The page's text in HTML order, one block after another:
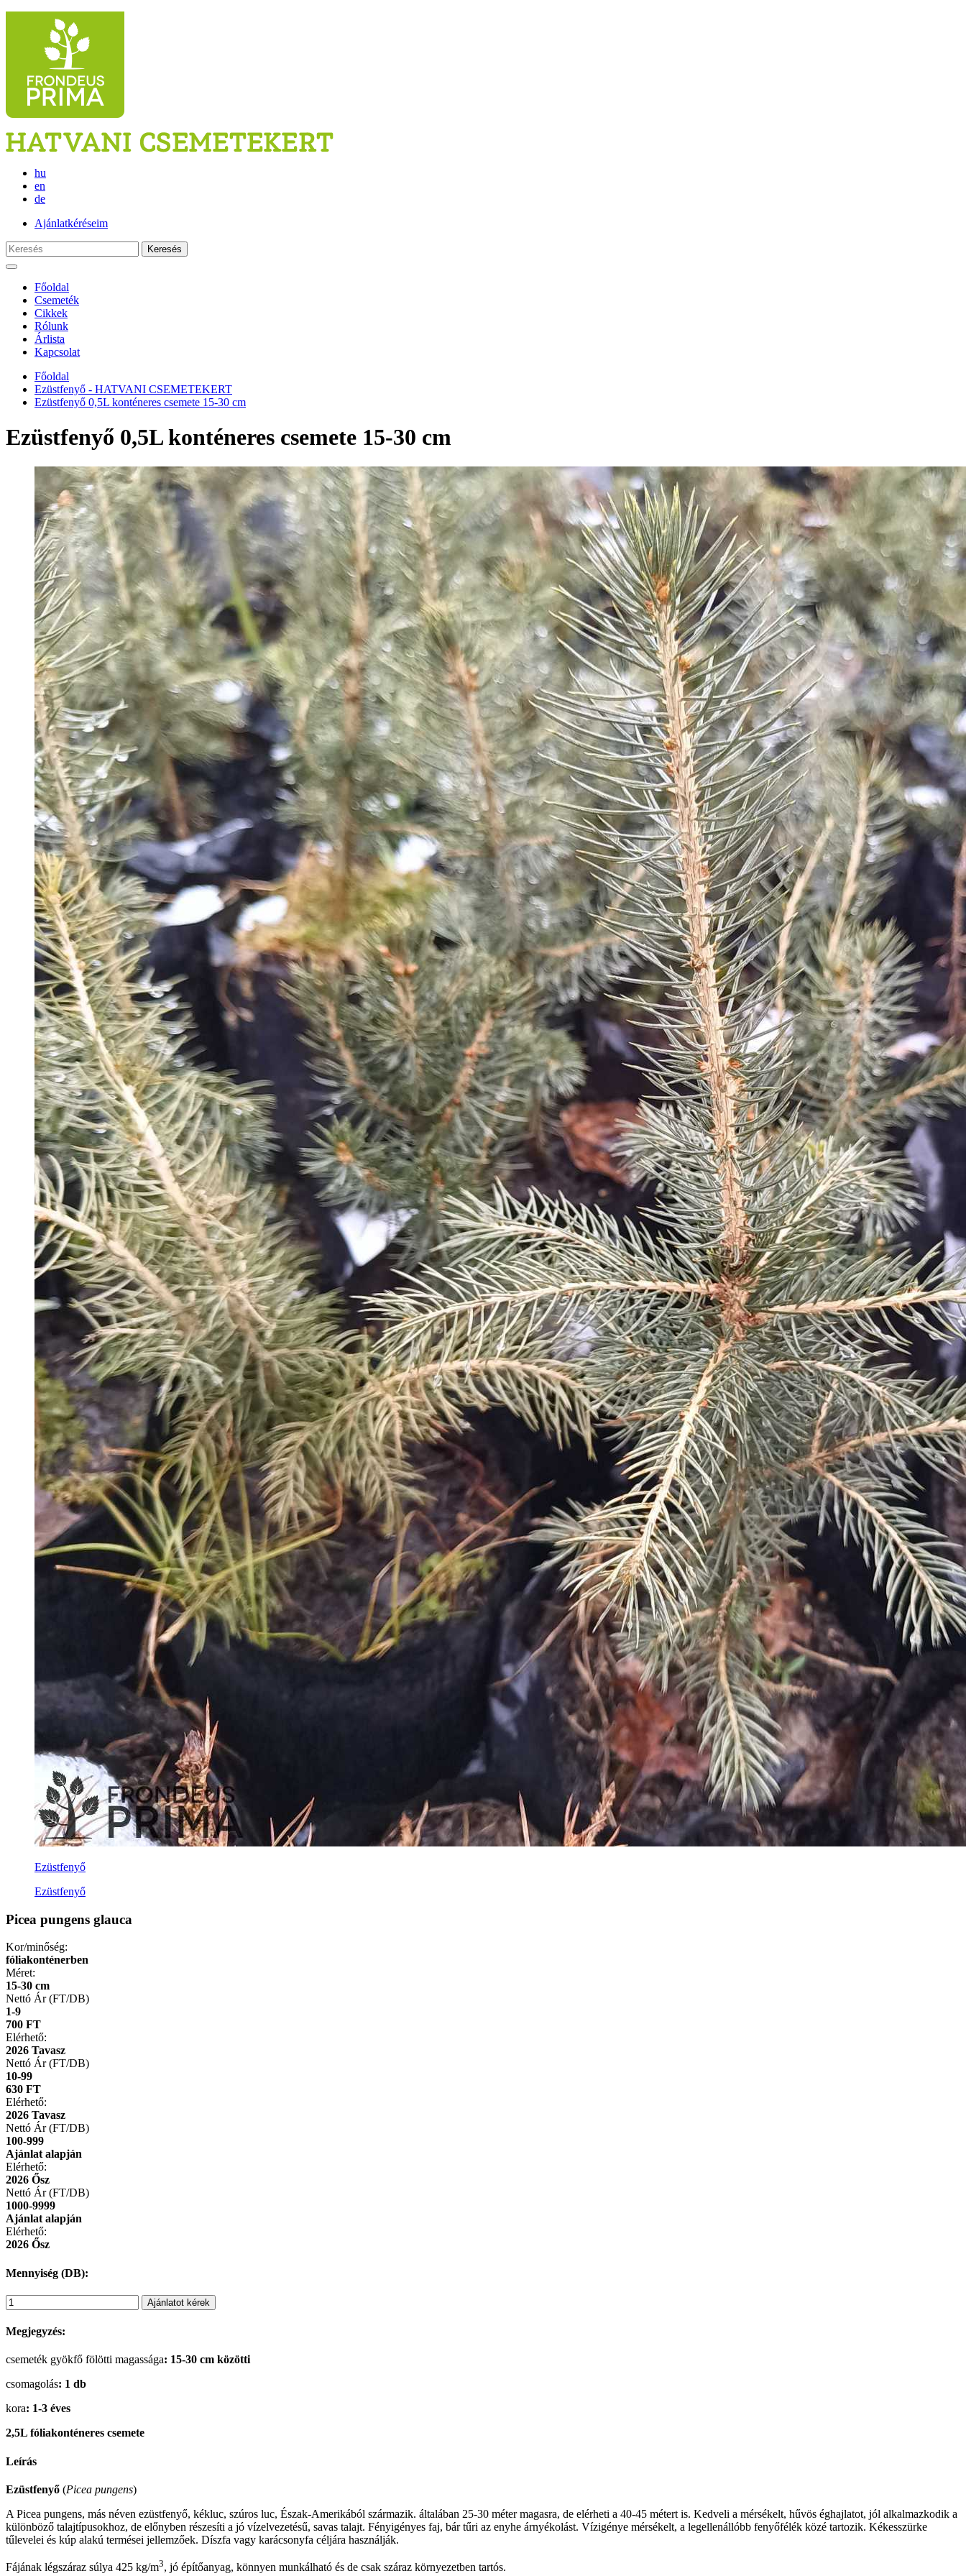
hu
en
de
Ajánlatkéréseim
Keresés
Főoldal
Csemeték
Cikkek
Rólunk
Árlista
Kapcsolat
Főoldal
Ezüstfenyő - HATVANI CSEMETEKERT
Ezüstfenyő 0,5L konténeres csemete 15-30 cm
Ezüstfenyő 0,5L konténeres csemete 15-30 cm
Ezüstfenyő
Ezüstfenyő
Picea pungens glauca
Kor/minőség:
fóliakonténerben
Méret:
15-30 cm
Nettó Ár (FT/DB)
1-9
700 FT
Elérhető:
2026 Tavasz
Nettó Ár (FT/DB)
10-99
630 FT
Elérhető:
2026 Tavasz
Nettó Ár (FT/DB)
100-999
Ajánlat alapján
Elérhető:
2026 Ősz
Nettó Ár (FT/DB)
1000-9999
Ajánlat alapján
Elérhető:
2026 Ősz
Mennyiség (DB):
Ajánlatot kérek
Megjegyzés:
csemeték gyökfő fölötti magassága: 15-30 cm közötti
csomagolás: 1 db
kora: 1-3 éves
2,5L fóliakonténeres csemete
Leírás
Ezüstfenyő (Picea pungens)
A Picea pungens, más néven ezüstfenyő, kékluc, szúros luc, Észak-Amerikából származik. általában 25-30 méter magasra, de elérheti a 40-45 métert is. Kedveli a mérsékelt, hűvös éghajlatot, jól alkalmazkodik a
különböző talajtípusokhoz, de előnyben részesíti a jó vízelvezetésű, savas talajt. Fényigényes faj, bár tűri az enyhe árnyékolást. Vízigénye mérsékelt, a legellenállóbb fenyőfélék közé tartozik. Kékesszürke
tűlevelei és kúp alakú termései jellemzőek. Díszfa vagy karácsonyfa céljára használják.
Fájának légszáraz súlya 425 kg/m3, jó építőanyag, könnyen munkálható és de csak száraz környezetben tartós.